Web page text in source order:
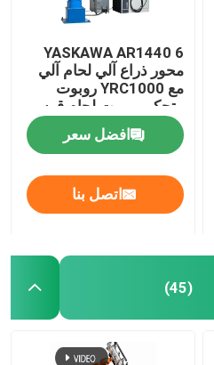
YASKAWA AR1440 6
محور ذراع آلي لحام آلي
مع YRC1000 روبوت
متحكم روبوت لحام قوس
افضل سعر
اتصل بنا
(45)